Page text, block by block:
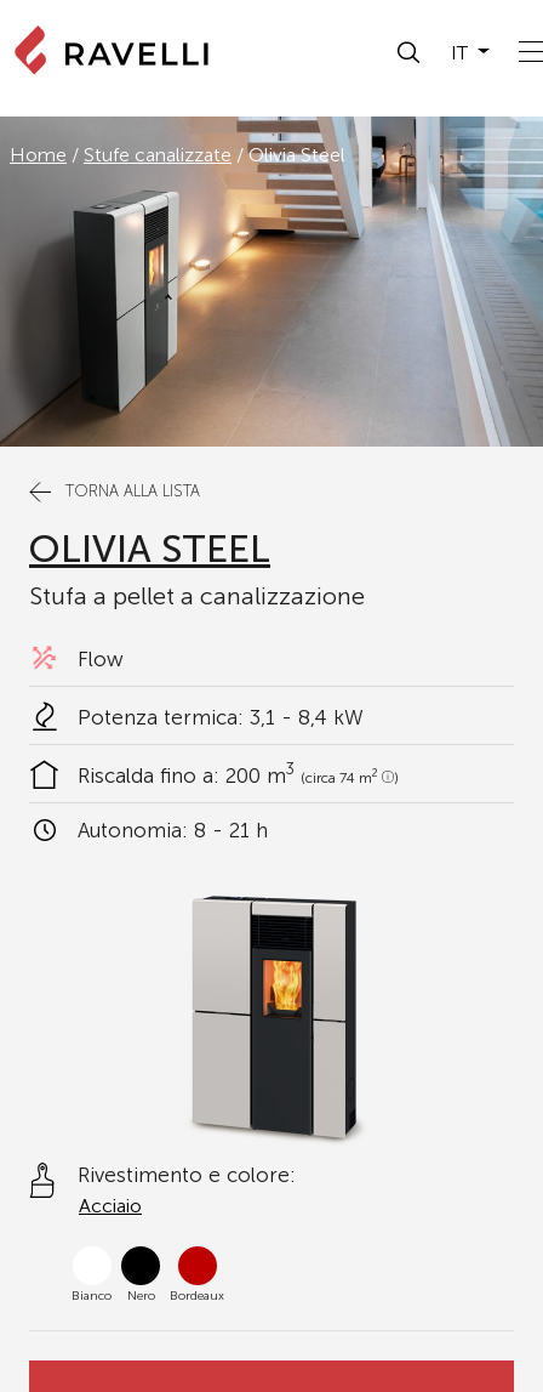
IT
Home / Stufe canalizzate /Olivia Steel
TORNA ALLA LISTA
OLIVIA STEEL
Stufa a pellet a canalizzazione
Flow
Potenza termica: 3,1 - 8,4 kW
Riscalda fino a: 200 m3 (circa 74 m2 )
Autonomia: 8 - 21 h
Rivestimento e colore:
Acciaio
Bianco Nero Bordeaux